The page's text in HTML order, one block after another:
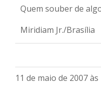
Quem souber de
Miridiam Jr./Brasília
11 de maio de 2007 às